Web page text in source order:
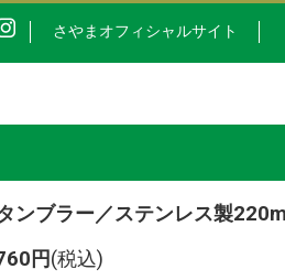
さやまオフィシャルサイト
ンブラー／ステンレス製220ml
円(税込)